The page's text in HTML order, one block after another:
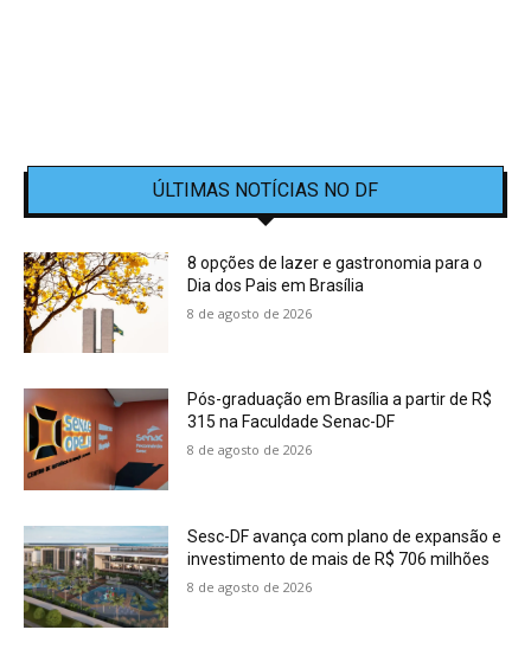
ÚLTIMAS NOTÍCIAS NO DF
8 opções de lazer e gastronomia para o
Dia dos Pais em Brasília
8 de agosto de 2026
Pós-graduação em Brasília a partir de R$
315 na Faculdade Senac-DF
8 de agosto de 2026
Sesc-DF avança com plano de expansão e
investimento de mais de R$ 706 milhões
8 de agosto de 2026